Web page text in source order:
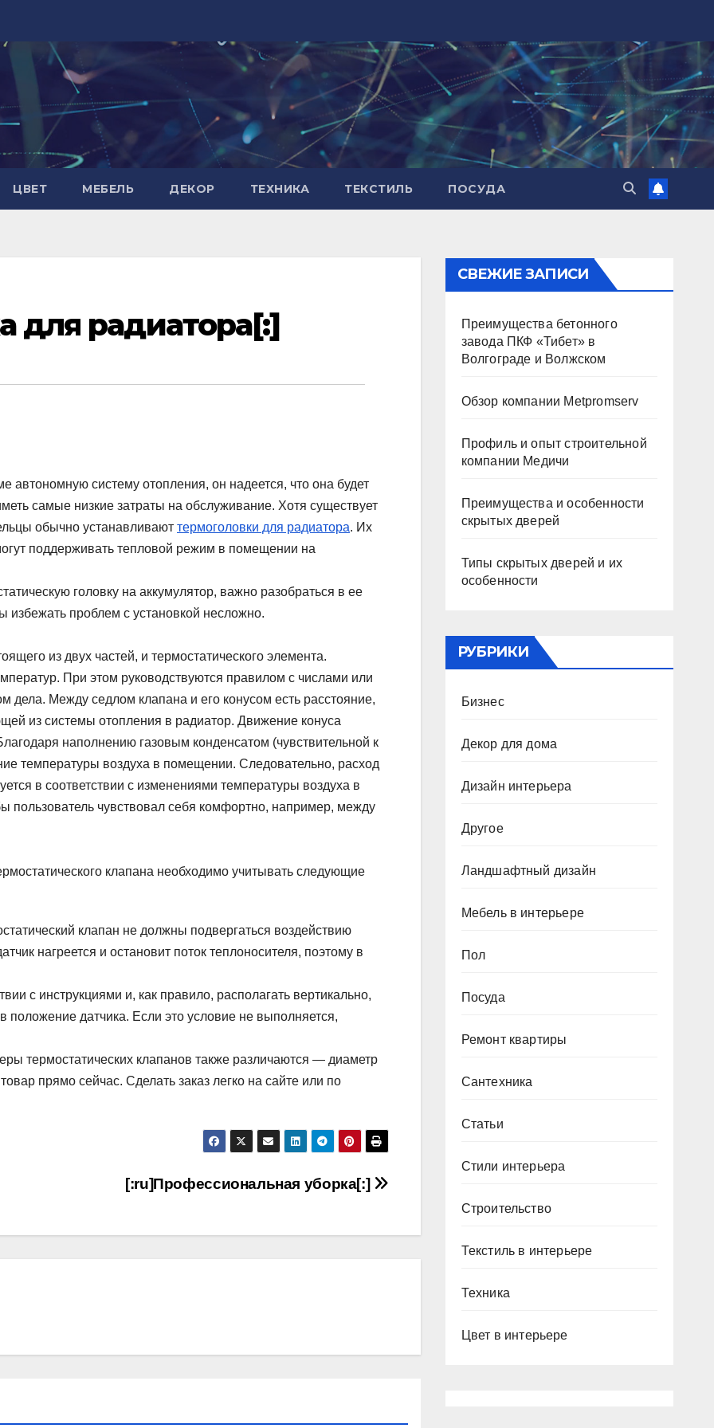
ЦВЕТ МЕБЕЛЬ ДЕКОР ТЕХНИКА ТЕКСТИЛЬ ПОСУДА
для радиатора[:]
автономную систему отопления, он надеется, что она будет
самые низкие затраты на обслуживание. Хотя существует
обычно устанавливают термоголовки для радиатора. Их
поддерживать тепловой режим в помещении на
головку на аккумулятор, важно разобраться в ее
избежать проблем с установкой несложно.
из двух частей, и термостатического элемента.
При этом руководствуются правилом с числами или
дела. Между седлом клапана и его конусом есть расстояние,
из системы отопления в радиатор. Движение конуса
наполнению газовым конденсатом (чувствительной к
температуры воздуха в помещении. Следовательно, расход
в соответствии с изменениями температуры воздуха в
пользователь чувствовал себя комфортно, например, между
клапана необходимо учитывать следующие
клапан не должны подвергаться воздействию
нагреется и остановит поток теплоносителя, поэтому в
с инструкциями и, как правило, располагать вертикально,
положение датчика. Если это условие не выполняется,
термостатических клапанов также различаются — диаметр
прямо сейчас. Сделать заказ легко на сайте или по
[:ru]Профессиональная уборка[:]
СВЕЖИЕ ЗАПИСИ
Преимущества бетонного
завода ПКФ «Тибет» в
Волгограде и Волжском
Обзор компании Metpromserv
Профиль и опыт строительной
компании Медичи
Преимущества и особенности
скрытых дверей
Типы скрытых дверей и их
особенности
РУБРИКИ
Бизнес
Декор для дома
Дизайн интерьера
Другое
Ландшафтный дизайн
Мебель в интерьере
Пол
Посуда
Ремонт квартиры
Сантехника
Статьи
Стили интерьера
Строительство
Текстиль в интерьере
Техника
Цвет в интерьере